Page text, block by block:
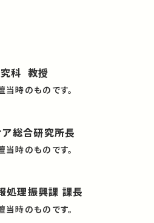
科 教授
時のものです。
総合研究所長
時のものです。
処理振興課 課長
時のものです。